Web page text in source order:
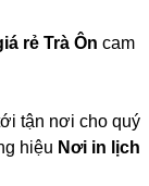
rẻ Trà Ôn cam
tận nơi cho quý
hiệu Nơi in lịch